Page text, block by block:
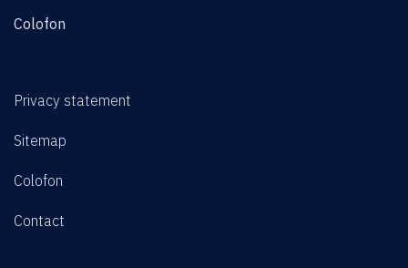
Colofon
Privacy statement
Sitemap
Colofon
Contact